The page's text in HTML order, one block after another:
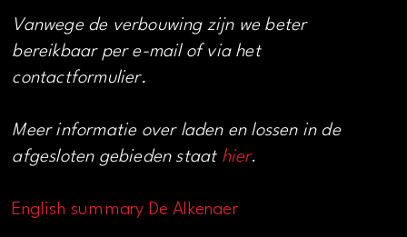
Vanwege de verbouwing zijn we beter
bereikbaar per e-mail of via het
contactformulier.
Meer informatie over laden en lossen in de
afgesloten gebieden staat hier.
English summary De Alkenaer